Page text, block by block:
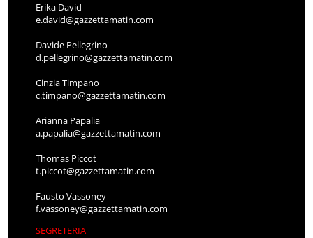
Erika David
e.david@gazzettamatin.com
Davide Pellegrino
d.pellegrino@gazzettamatin.com
Cinzia Timpano
c.timpano@gazzettamatin.com
Arianna Papalia
a.papalia@gazzettamatin.com
Thomas Piccot
t.piccot@gazzettamatin.com
Fausto Vassoney
f.vassoney@gazzettamatin.com
SEGRETERIA